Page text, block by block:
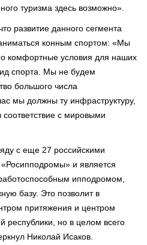
туризма здесь возможно».
развитие данного сегмента
конным спортом: «Мы
комфортные условия для наших
спорта. Мы не будем
большого числа
мы должны ту инфраструктуру,
соответствие с мировыми
с еще 27 российскими
и является
ипподромом,
базу. Это позволит в
притяжения и центром
республики, но в целом всего
Николай Исаков.